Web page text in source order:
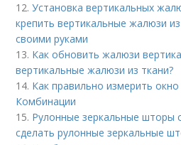
12.Установка вертикальных
крепить вертикальные жалюзи
своими руками
13. Как обновить жалюзи
вертикальные жалюзи из ткани?
14. Как правильно измерить окно
Комбинации
15. Рулонные зеркальные шторы
сделать рулонные зеркальные